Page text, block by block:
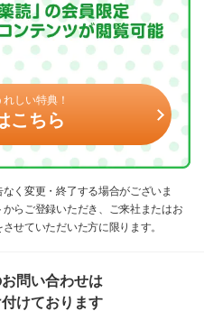
しい特典！
こちら
く変更・終了する場合がございま
らご登録いただき、ご来社またはお
せていただいた方に限ります。
問い合わせは
けております